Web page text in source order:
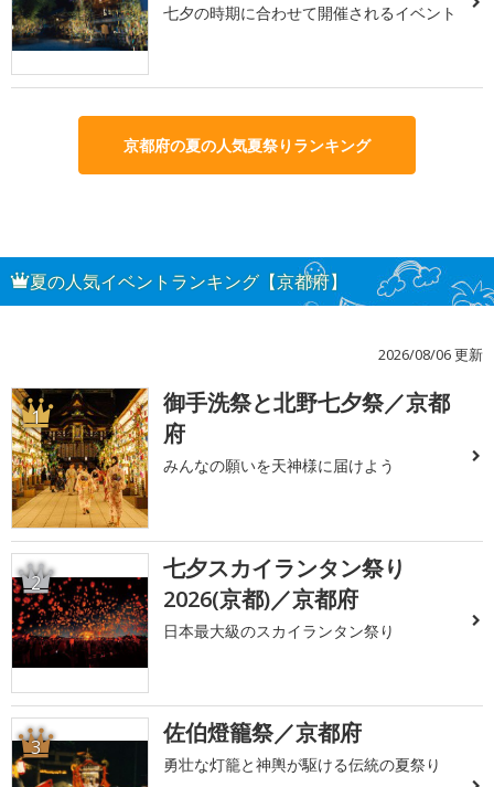
七夕の時期に合わせて開催されるイベント
京都府の夏の人気夏祭りランキング
夏の人気イベントランキング【京都府】
2026/08/06 更新
1
御手洗祭と北野七夕祭／京都
府
みんなの願いを天神様に届けよう
2
七夕スカイランタン祭り
2026(京都)／京都府
日本最大級のスカイランタン祭り
3 佐伯燈籠祭／京都府
勇壮な灯籠と神輿が駆ける伝統の夏祭り